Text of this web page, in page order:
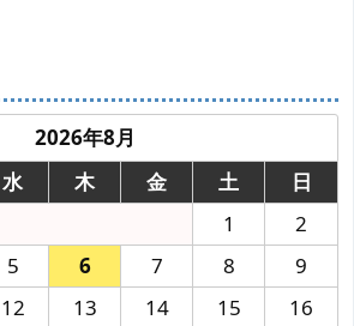
2026年8月
水 木 金 土
日
1
2
5 6 7 8
9
12 13 14 15
16